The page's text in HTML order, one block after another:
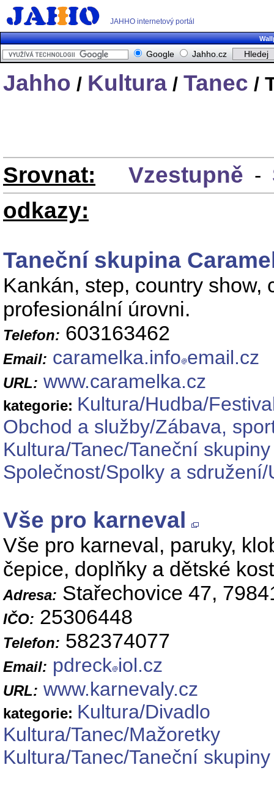
JAHHO internetový portál
Google Jahho.cz
Jahho / Kultura / Tanec /
Srovnat: Vzestupně -
odkazy:
Taneční skupina
Kankán, step, country show,
profesionální úrovni.
Telefon: 603163462
Email: caramelka.info email.cz
URL: www.caramelka.cz
kategorie: Kultura/Hudba/
Obchod a služby/Zábava,
Kultura/Tanec/Taneční skupiny
Společnost/Spolky a
Vše pro karneval
Vše pro karneval, paruky,
čepice, doplňky a dětské
Adresa: Stařechovice 47,
IČO: 25306448
Telefon: 582374077
Email: pdreck iol.cz
URL: www.karnevaly.cz
kategorie: Kultura/Divadlo
Kultura/Tanec/Mažoretky
Kultura/Tanec/Taneční skupiny